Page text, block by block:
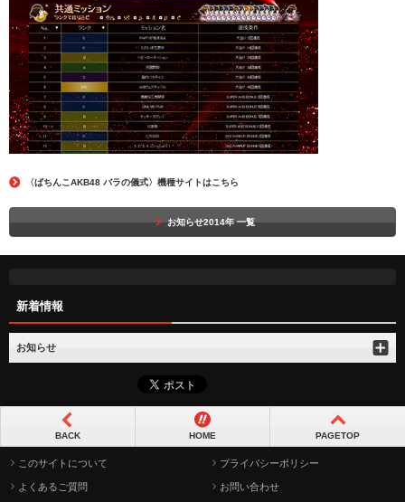
〈ぱちんこAKB48 バラの儀式〉機種サイトはこちら
お知らせ2014年 一覧
新着情報
お知らせ
BACK HOME PAGETOP
このサイトについて プライバシーポリシー
よくあるご質問 お問い合わせ